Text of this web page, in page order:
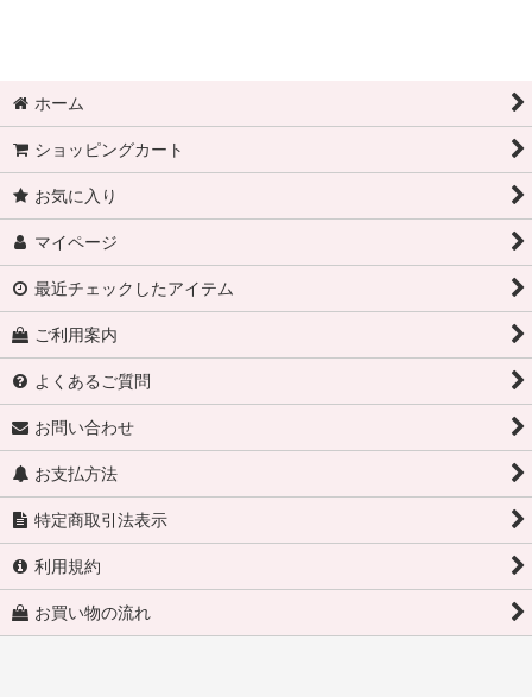
ホーム
ショッピングカート
お気に入り
マイページ
最近チェックしたアイテム
ご利用案内
よくあるご質問
お問い合わせ
お支払方法
特定商取引法表示
利用規約
お買い物の流れ